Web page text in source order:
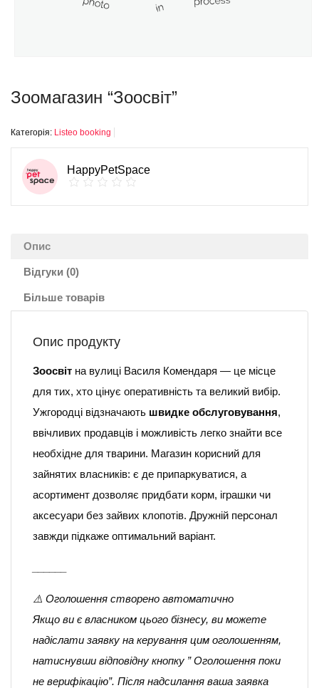
Зоомагазин “Зоосвіт”
Категорія: Listeo booking
HappyPetSpace
Опис
Відгуки (0)
Більше товарів
Опис продукту
Зоосвіт на вулиці Василя Комендаря — це місце
для тих, хто цінує оперативність та великий вибір.
Ужгородці відзначають швидке обслуговування,
ввічливих продавців і можливість легко знайти все
необхідне для тварини. Магазин корисний для
зайнятих власників: є де припаркуватися, а
асортимент дозволяє придбати корм, іграшки чи
аксесуари без зайвих клопотів. Дружній персонал
завжди підкаже оптимальний варіант.
⚠️ Оголошення створено автоматично
Якщо ви є власником цього бізнесу, ви можете
надіслати заявку на керування цим оголошенням,
натиснувши відповідну кнопку ” Оголошення поки
не верифікацію”. Після надсилання ваша заявка